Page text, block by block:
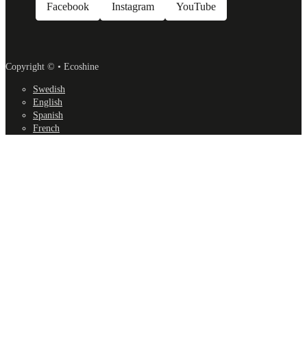
Facebook Instagram YouTube
Copyright © • Ecoshine
Swedish
English
Spanish
French